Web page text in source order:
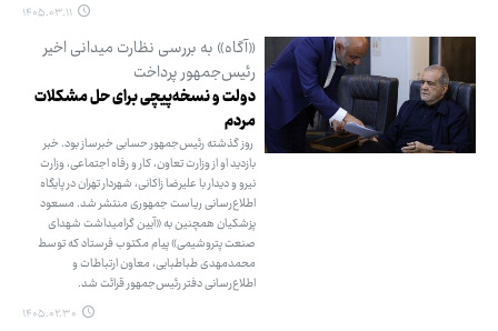
۱۴۰۵.۰۳.۱۱
«آگاه» به بررسی نظارت میدانی اخیر
رئیس‌جمهور پرداخت
دولت و نسخه‌پیچی برای حل مشکلات
مردم
روز گذشته رئیس‌جمهور حسابی خبرساز بود. خبر
بازدید او از وزارت تعاون، کار و رفاه اجتماعی، وزارت
نیرو و دیدار با علیرضا زاکانی، شهردار تهران در پایگاه
اطلاع‌رسانی ریاست جمهوری منتشر شد. مسعود
پزشکیان همچنین به «آیین گرامیداشت شهدای
صنعت پتروشیمی» پیام مکتوب فرستاد که توسط
محمدمهدی طباطبایی، معاون ارتباطات و
اطلاع‌رسانی دفتر رئیس‌جمهور قرائت شد.
۱۴۰۵.۰۲.۳۰